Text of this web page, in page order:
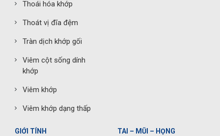
Thoái hóa khớp
Thoát vị đĩa đệm
Tràn dịch khớp gối
Viêm cột sống dính
khớp
Viêm khớp
Viêm khớp dạng thấp
GIỚI TÍNH TAI – MŨI – HỌNG